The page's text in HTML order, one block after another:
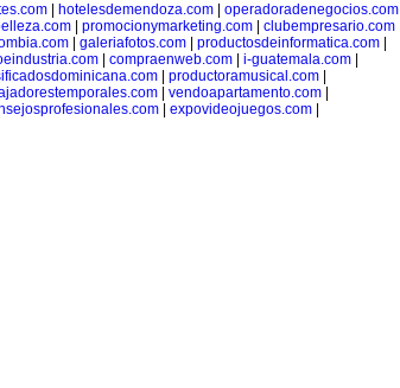
hotelesdemendoza.com operadoradenegocios.com
promocionymarketing.com clubempresario.com
galeriafotos.com productosdeinformatica.com
| compraenweb.com| i-guatemala.com|
productoramusical.com
vendoapartamento.com
expovideojuegos.com